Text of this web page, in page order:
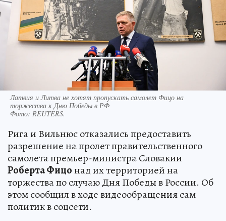
Латвия и Литва не хотят пропускать самолет Фицо на
торжества к Дню Победы в РФ
Фото: REUTERS.
Рига и Вильнюс отказались предоставить
разрешение на пролет правительственного
самолета премьер-министра Словакии
Роберта Фицонад их территорией на
торжества по случаю Дня Победы в России. Об
этом сообщил в ходе видеообращения сам
политик в соцсети.